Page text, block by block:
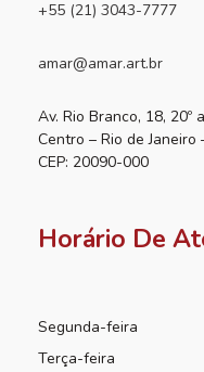
+55 (21) 3043-7777
amar@amar.art.br
Av. Rio Branco, 18, 20º
Centro – Rio de Janeiro
CEP: 20090-000
Horário De
Segunda-feira
Terça-feira